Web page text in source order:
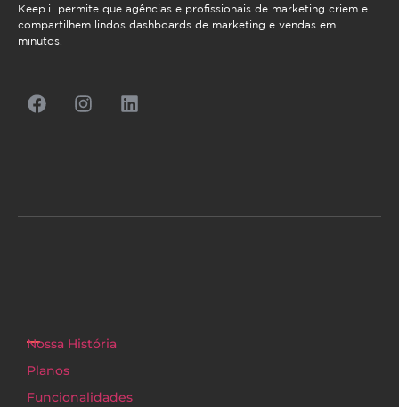
Keep.i permite que agências e profissionais de marketing criem e
compartilhem lindos dashboards de marketing e vendas em
minutos.
Nossa História
Planos
Funcionalidades